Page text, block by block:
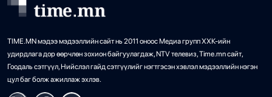
TIME.MN мэдээ мэдээллийн сайт нь 2011 оноос Медиа групп ХХК-ийн
удирдлага дор өөрчлөн зохион байгуулагдаж, NTV телевиз, Time.mn сайт,
Гоодаль сэтгүүл, Нийслэл гайд сэтгүүлийг нэгтгэсэн хэвлэл мэдээллийн нэгэн
цул баг болж ажиллаж эхлэв.